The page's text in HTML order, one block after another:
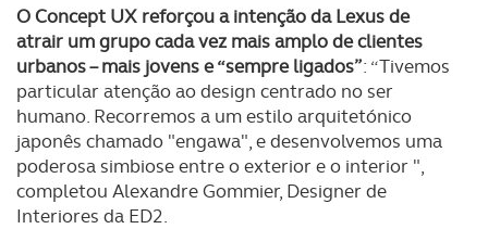
O Concept UX reforçou a intenção da Lexus de
atrair um grupo cada vez mais amplo de clientes
urbanos – mais jovens e “sempre ligados”: “Tivemos
particular atenção ao design centrado no ser
humano. Recorremos a um estilo arquitetónico
japonês chamado "engawa", e desenvolvemos uma
poderosa simbiose entre o exterior e o interior ",
completou Alexandre Gommier, Designer de
Interiores da ED2.